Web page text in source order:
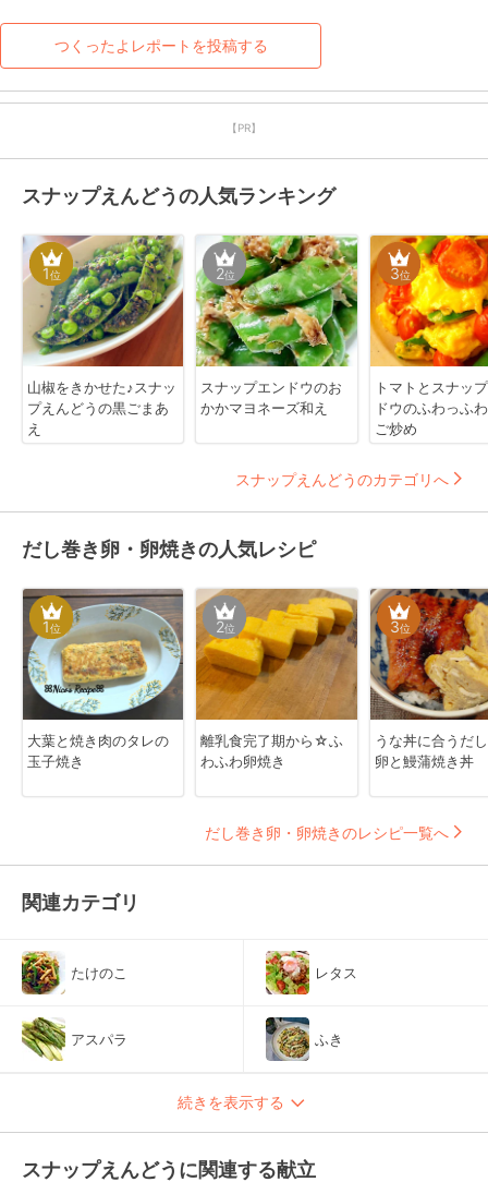
つくったよレポートを投稿する
【PR】
スナップえんどうの人気ランキング
1位
山椒をきかせた♪スナッ
プえんどうの黒ごまあ
え
2位
スナップエンドウのお
かかマヨネーズ和え
3位
トマトとスナッ
ドウのふわっふ
ご炒め
スナップえんどうのカテゴリへ
だし巻き卵・卵焼きの人気レシピ
1位
大葉と焼き肉のタレの
玉子焼き
2位
離乳食完了期から☆ふ
わふわ卵焼き
3位
うな丼に合うだ
卵と鰻蒲焼き丼
だし巻き卵・卵焼きのレシピ一覧へ
関連カテゴリ
たけのこ レタス
アスパラ ふき
続きを表示する
スナップえんどうに関連する献立